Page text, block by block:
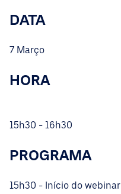
DATA
7 Março
HORA
15h30 - 16h30
PROGRAMA
15h30 - Início do webinar